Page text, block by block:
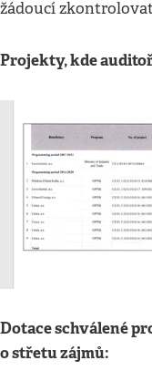
žádoucí
Projekty, kde
Dotace schválené
o střetu zájmů: